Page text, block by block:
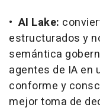
• AI Lake:
estructurados y
semántica
agentes de IA en
conforme y
mejor toma de